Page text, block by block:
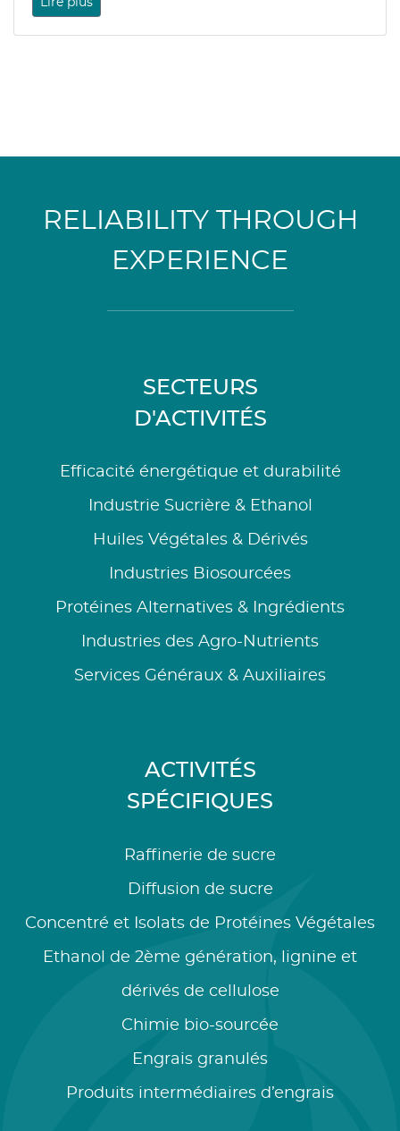
RELIABILITY THROUGH
EXPERIENCE
SECTEURS
D'ACTIVITÉS
Efficacité énergétique et durabilité
Industrie Sucrière & Ethanol
Huiles Végétales & Dérivés
Industries Biosourcées
Protéines Alternatives & Ingrédients
Industries des Agro-Nutrients
Services Généraux & Auxiliaires
ACTIVITÉS
SPÉCIFIQUES
Raffinerie de sucre
Diffusion de sucre
Concentré et Isolats de Protéines Végétales
Ethanol de 2ème génération, lignine et
dérivés de cellulose
Chimie bio-sourcée
Engrais granulés
Produits intermédiaires d’engrais